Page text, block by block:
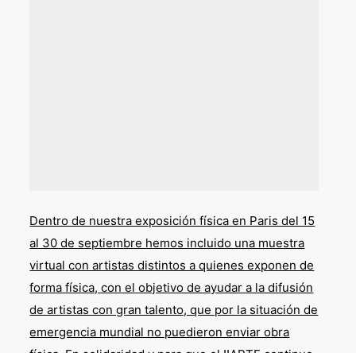
Dentro de nuestra exposición física en Paris del 15
al 30 de septiembre hemos incluido una muestra
virtual con artistas distintos a quienes exponen de
forma física, con el objetivo de ayudar a la difusión
de artistas con gran talento, que por la situación de
emergencia mundial no puedieron enviar obra